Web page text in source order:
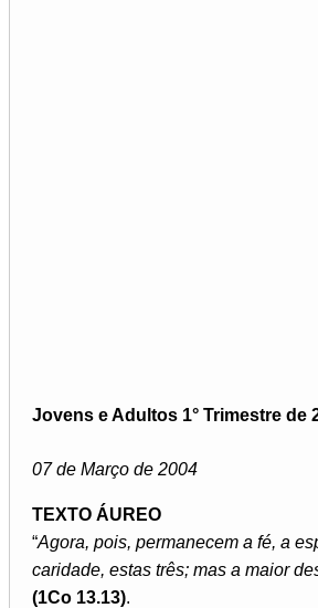
Jovens e Adultos 1° Trimestre de
07 de Março de 2004
TEXTO ÁUREO
“Agora, pois, permanecem a fé, a
caridade, estas três; mas a maior
(1Co 13.13).